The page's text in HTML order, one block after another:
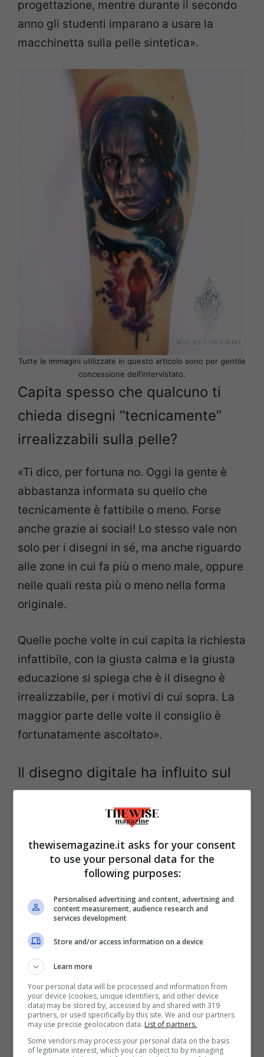
progettazione, mentre durante il secondo
anno gli studenti imparano a usare la
macchinetta sulla pelle sintetica».
Tutte le immagini utilizzate in questo articolo sono per gentile
concessione dell’intervistato.
Capita spesso che qualcuno ti
chieda disegni “tecnicamente”
irrealizzabili sulla pelle?
«Ti dico, per fortuna no. Oggi la gente è
abbastanza informata su quello che
tecnicamente è fattibile o meno. Forse
anche grazie ai social! Lo stesso vale non
solo per i disegni in sé, ma anche riguardo
alle zone in cui fa più o meno male, oppure
nelle quali resta più o meno nella forma
originale.
Quelle poche volte in cui capita la richiesta
infattibile, con la giusta calma e la giusta
educazione si spiega che è il disegno è
irrealizzabile, per i motivi di cui sopra. La
maggior parte delle volte il consiglio è
fortunatamente ascoltato».
Il disegno digitale ha influito sul
mondo dei tatuaggi?
«Direi decisamente di sì. Tutti i tatuatori
usano tablet o tavolette grafiche, che
rendono la fase di disegno molto più
qualitativamente migliore.
Per esempio un disegno di bozza può
essere fatto direttamente sulla fotografia
del braccio del cliente. Così si offre la
possibilità di vedere il risultato “finale”:
utilissimo in caso in cui si debba coprire
una cicatrice oppure avvicinare il nuovo
lavoro a un tatuaggio già esistente».
thewisemagazine.it asks for your consent
to use your personal data for the
following purposes:
Personalised advertising and content, advertising and
content measurement, audience research and
services development
Store and/or access information on a device
Learn more
Your personal data will be processed and information from
your device (cookies, unique identifiers, and other device
data) may be stored by, accessed by and shared with 319
partners, or used specifically by this site. We and our partners
may use precise geolocation data. List of partners.
Some vendors may process your personal data on the basis
of legitimate interest, which you can object to by managing